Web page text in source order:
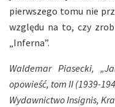
pierwszego tomu nie
względu na to, czy
„Inferna”.
Waldemar Piasecki,
opowieść, tom II (1939-
Wydawnictwo Insignis,